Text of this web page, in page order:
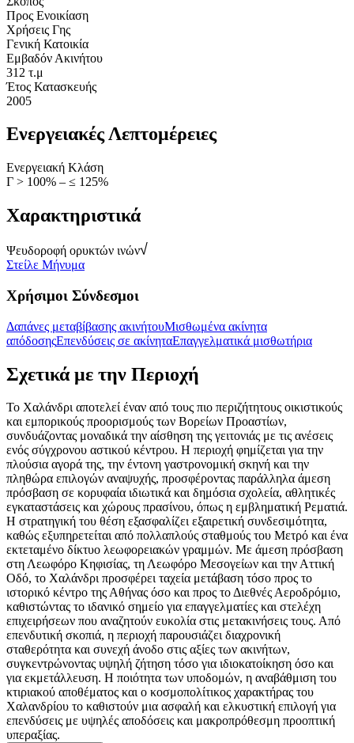
Προς Ενοικίαση
Χρήσεις Γης
Γενική Κατοικία
Εμβαδόν Ακινήτου
312 τ.μ
Έτος Κατασκευής
2005
Ενεργειακές Λεπτομέρειες
Ενεργειακή Κλάση
Γ > 100% – ≤ 125%
Χαρακτηριστικά
Ψευδοροφή ορυκτών ινών
Στείλε Μήνυμα
Χρήσιμοι Σύνδεσμοι
Δαπάνες μεταβίβασης ακινήτουΜισθωμένα ακίνητα
απόδοσηςΕπενδύσεις σε ακίνηταΕπαγγελματικά μισθωτήρια
Σχετικά με την Περιοχή
Το Χαλάνδρι αποτελεί έναν από τους πιο περιζήτητους οικιστικούς
και εμπορικούς προορισμούς των Βορείων Προαστίων,
συνδυάζοντας μοναδικά την αίσθηση της γειτονιάς με τις ανέσεις
ενός σύγχρονου αστικού κέντρου. Η περιοχή φημίζεται για την
πλούσια αγορά της, την έντονη γαστρονομική σκηνή και την
πληθώρα επιλογών αναψυχής, προσφέροντας παράλληλα άμεση
πρόσβαση σε κορυφαία ιδιωτικά και δημόσια σχολεία, αθλητικές
εγκαταστάσεις και χώρους πρασίνου, όπως η εμβληματική Ρεματιά.
Η στρατηγική του θέση εξασφαλίζει εξαιρετική συνδεσιμότητα,
καθώς εξυπηρετείται από πολλαπλούς σταθμούς του Μετρό και ένα
εκτεταμένο δίκτυο λεωφορειακών γραμμών. Με άμεση πρόσβαση
στη Λεωφόρο Κηφισίας, τη Λεωφόρο Μεσογείων και την Αττική
Οδό, το Χαλάνδρι προσφέρει ταχεία μετάβαση τόσο προς το
ιστορικό κέντρο της Αθήνας όσο και προς το Διεθνές Αεροδρόμιο,
καθιστώντας το ιδανικό σημείο για επαγγελματίες και στελέχη
επιχειρήσεων που αναζητούν ευκολία στις μετακινήσεις τους. Από
επενδυτική σκοπιά, η περιοχή παρουσιάζει διαχρονική
σταθερότητα και συνεχή άνοδο στις αξίες των ακινήτων,
συγκεντρώνοντας υψηλή ζήτηση τόσο για ιδιοκατοίκηση όσο και
για εκμετάλλευση. Η ποιότητα των υποδομών, η αναβάθμιση του
κτιριακού αποθέματος και ο κοσμοπολίτικος χαρακτήρας του
Χαλανδρίου το καθιστούν μια ασφαλή και ελκυστική επιλογή για
επενδύσεις με υψηλές αποδόσεις και μακροπρόθεσμη προοπτική
υπεραξίας.